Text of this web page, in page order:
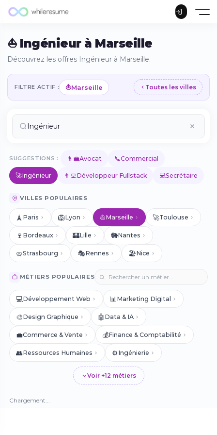
⛵ Ingénieur à Marseille
Découvrez les offres Ingénieur à Marseille.
FILTRE ACTIF : ⛵Marseille Toutes les villes
SUGGESTIONS : 👩‍💼Avocat 📞Commercial
🚀Ingénieur 👨‍💻Développeur Fullstack 💻Secrétaire
VILLES POPULAIRES
🗼 Paris 🦁Lyon ⛵Marseille 🚀Toulouse
🍷 Bordeaux 🏰Lille 🐘Nantes
🥨Strasbourg 🎭Rennes 🏖️Nice
MÉTIERS POPULAIRES
💻 Développement Web 📊 Marketing Digital
🎨Design Graphique 🤖 Data & IA
💼Commerce & Vente 💰Finance & Comptabilité
👥Ressources Humaines ⚙️ Ingénierie
Voir +12 métiers
Chargement...